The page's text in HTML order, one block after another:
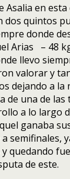
Asalia en esta
dos quintos
donde
Arias – 48
llevo
valorar y
dejando a
de una de las
a lo largo
ganaba
semifinales,
quedando
de este.